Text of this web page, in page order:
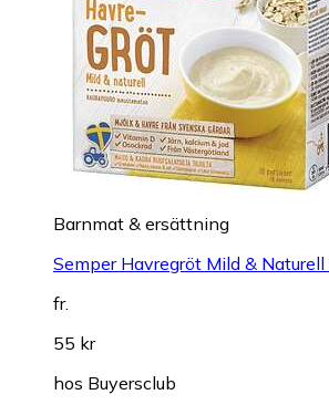
Barnmat & ersättning
Semper Havregröt Mild &
fr.
55 kr
hos Buyersclub